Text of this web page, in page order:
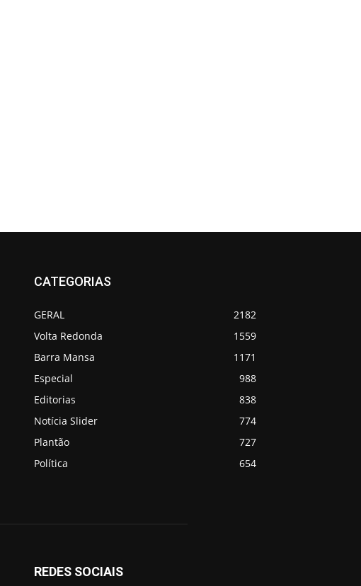
CATEGORIAS
GERAL
2182
Volta Redonda
1559
Barra Mansa
1171
Especial
988
Editorias
838
Notícia Slider
774
Plantão
727
Política
654
REDES SOCIAIS